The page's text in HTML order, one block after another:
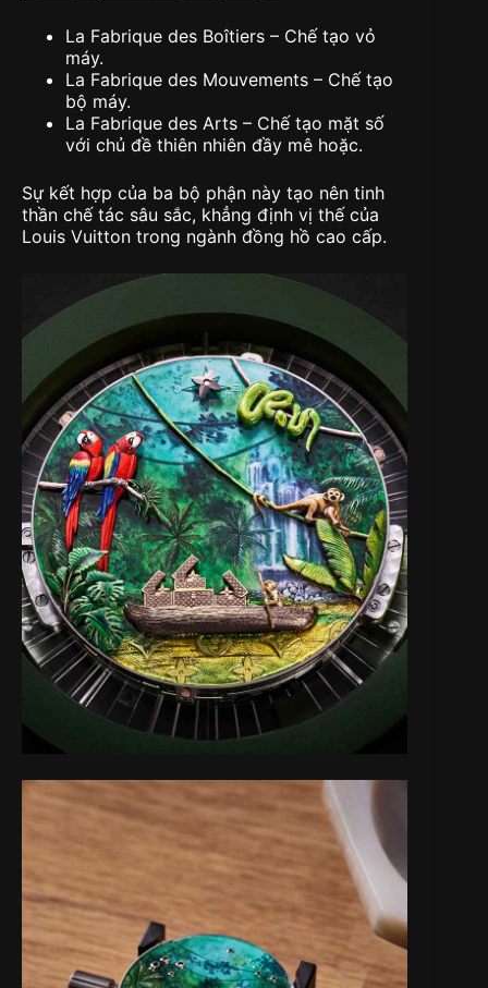
La Fabrique des Boîtiers – Chế tạo vỏ
máy.
La Fabrique des Mouvements – Chế tạo
bộ máy.
La Fabrique des Arts – Chế tạo mặt số
với chủ đề thiên nhiên đầy mê hoặc.
Sự kết hợp của ba bộ phận này tạo nên tinh
thần chế tác sâu sắc, khẳng định vị thế của
Louis Vuitton trong ngành đồng hồ cao cấp.